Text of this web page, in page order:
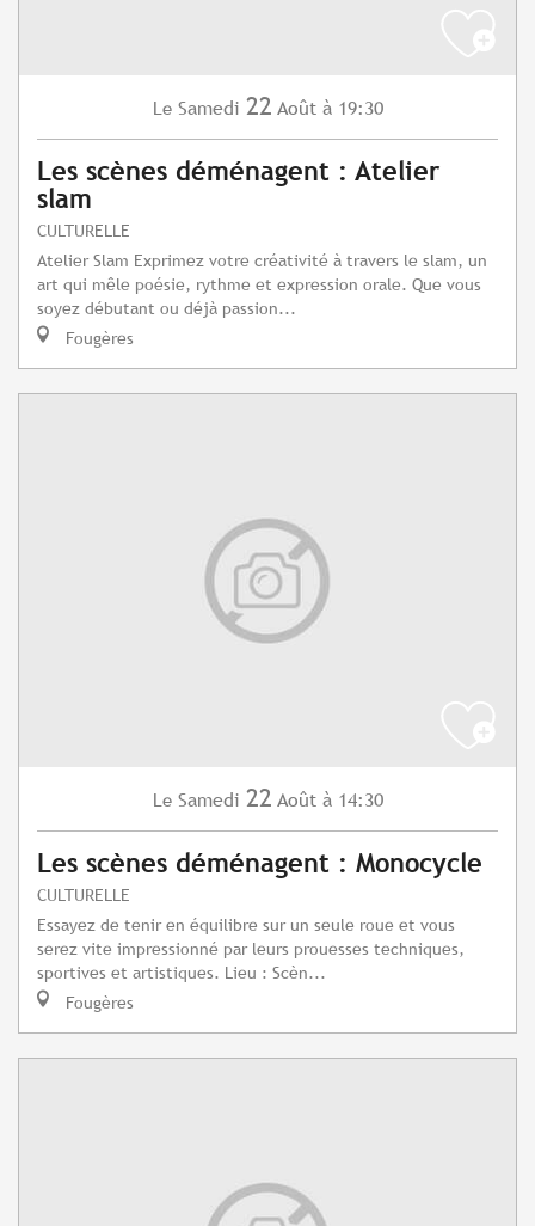
Le Samedi 22 Août à 19:30
Les scènes déménagent : Atelier
slam
CULTURELLE
Atelier Slam Exprimez votre créativité à travers le slam, un
art qui mêle poésie, rythme et expression orale. Que vous
soyez débutant ou déjà passion...
Fougères
Le Samedi 22 Août à 14:30
Les scènes déménagent : Monocycle
CULTURELLE
Essayez de tenir en équilibre sur un seule roue et vous
serez vite impressionné par leurs prouesses techniques,
sportives et artistiques. Lieu : Scèn...
Fougères